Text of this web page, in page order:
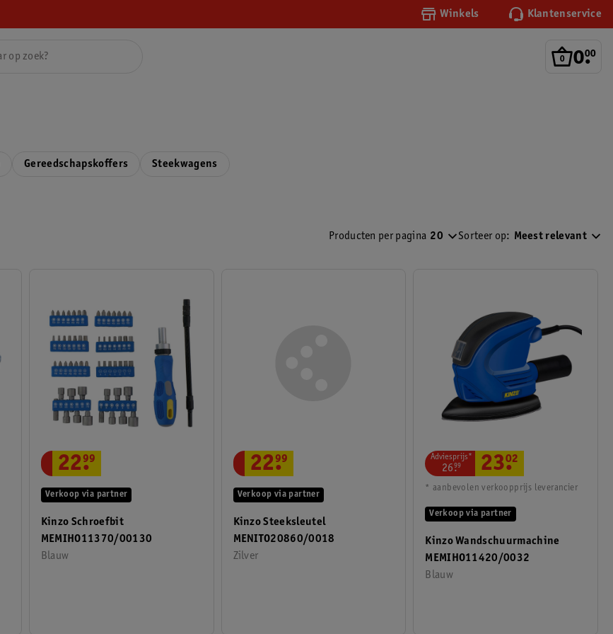
Winkels Klantenservice
0.
00
Gereedschapskoffers Steekwagens
Producten per pagina 20 Sorteer op: Meest relevant
Kinzo Schroefbit
MEMIHO11370/00130
Blauw
Verkoop via partner
22.
99
Kinzo Steeksleutel
MENITO20860/0018
Zilver
Verkoop via partner
22.
99
Kinzo Wandschuurmachine
MEMIHO11420/0032
Blauw
Verkoop via partner
Adviesprijs*
26.
99 23.
02
* aanbevolen verkoopprijs leverancier